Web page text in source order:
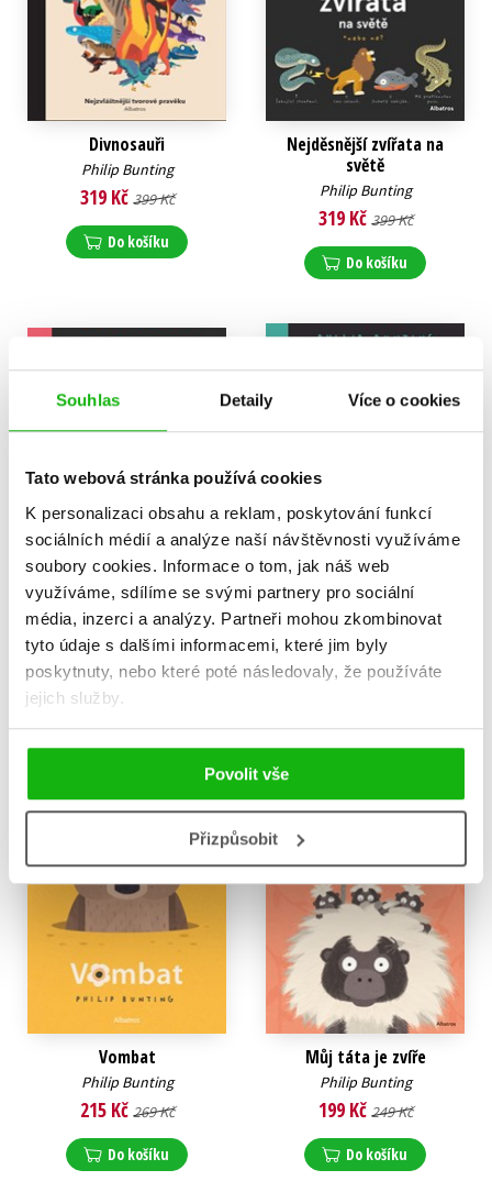
Souhlas Detaily Více o cookies
Tato webová stránka používá cookies
K personalizaci obsahu a reklam, poskytování funkcí
sociálních médií a analýze naší návštěvnosti využíváme
soubory cookies. Informace o tom, jak náš web
využíváme, sdílíme se svými partnery pro sociální
média, inzerci a analýzy. Partneři mohou zkombinovat
tyto údaje s dalšími informacemi, které jim byly
poskytnuty, nebo které poté následovaly, že používáte
jejich služby.
Povolit vše
Přizpůsobit
Divnosauři
Philip Bunting
319 Kč 399 Kč
Do košíku
Nejděsnější zvířata na
světě
Philip Bunting
319 Kč 399 Kč
Do košíku
Nejnemožnější zvířata na
světě
Philip Bunting
279 Kč349 Kč
Do košíku
Nejzbytečnější zvířata na
světě
Philip Bunting
279 Kč349 Kč
Vombat
Philip Bunting
215 Kč 269 Kč
Do košíku
Můj táta je zvíře
Philip Bunting
199 Kč 249 Kč
Do košíku